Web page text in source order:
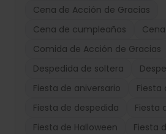
Cena de Acción de Gracias
Cena de cumpleaños
Comida de Acción de Gracias
Despedida de soltera
Fiesta de aniversario
Fiesta
Fiesta de despedida
Fiesta
Fiesta de Halloween
Fiesta